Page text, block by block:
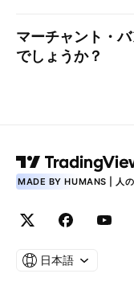
マーチャント・
でしょうか？
MADE BY HUMANS | 人
日本語